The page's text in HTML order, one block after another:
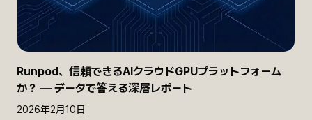
Runpod、信頼できるAIクラウドGPUプラットフォーム
か？ — データで答える深層レポート
2026年2月10日